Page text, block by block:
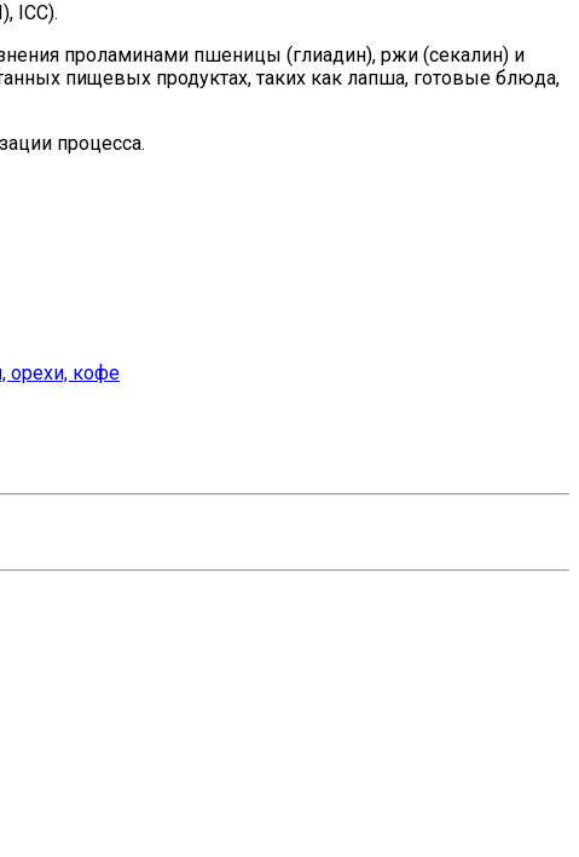
ICC).
проламинами пшеницы (глиадин), ржи (секалин) и
пищевых продуктах, таких как лапша, готовые блюда,
процесса.
орехи, кофе